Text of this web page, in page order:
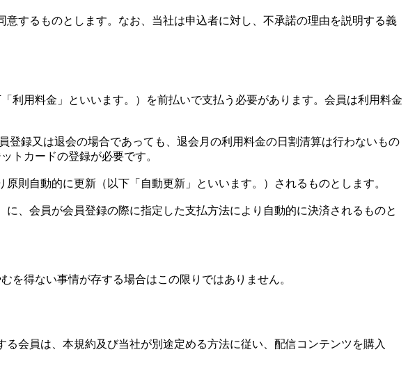
するものとします。なお、当社は申込者に対し、不承諾の理由を説明する義
利用料金」といいます。）を前払いで支払う必要があります。会員は利用料金
登録又は退会の場合であっても、退会月の利用料金の日割清算は行わないもの
トカードの登録が必要です。
則自動的に更新（以下「自動更新」といいます。）されるものとします。
、会員が会員登録の際に指定した支払方法により自動的に決済されるものと
を得ない事情が存する場合はこの限りではありません。
会員は、本規約及び当社が別途定める方法に従い、配信コンテンツを購入